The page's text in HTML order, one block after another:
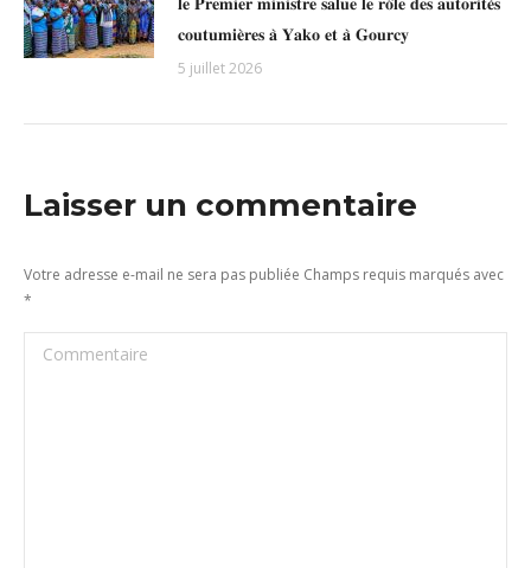
𝐜𝐨𝐮𝐭𝐮𝐦𝐢𝐞̀𝐫𝐞𝐬 𝐚̀ 𝐘𝐚𝐤𝐨 𝐞𝐭 𝐚̀ 𝐆𝐨𝐮𝐫𝐜𝐲
5 juillet 2026
Laisser un commentaire
Votre adresse e-mail ne sera pas publiée Champs requis marqués avec
*
Commentaire